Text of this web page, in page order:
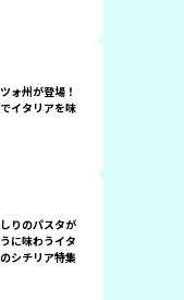
ォ州が登場！
イタリアを味
りのパスタが
に味わうイタ
シチリア特集